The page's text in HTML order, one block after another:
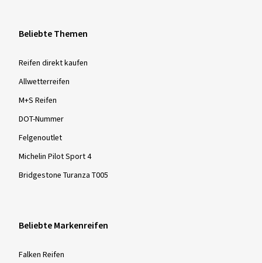
Beliebte Themen
Reifen direkt kaufen
Allwetterreifen
M+S Reifen
DOT-Nummer
Felgenoutlet
Michelin Pilot Sport 4
Bridgestone Turanza T005
Beliebte Markenreifen
Falken Reifen